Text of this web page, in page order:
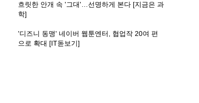
흐릿한 안개 속 '그대'…선명하게 본다 [지금은 과
학]
'디즈니 동맹' 네이버 웹툰엔터, 협업작 20여 편
으로 확대 [IT돋보기]